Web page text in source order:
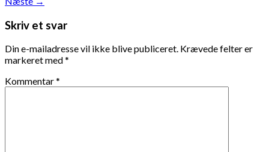
Skriv et svar
Din e-mailadresse vil ikke blive publiceret. Krævede felter er
markeret med*
Kommentar*